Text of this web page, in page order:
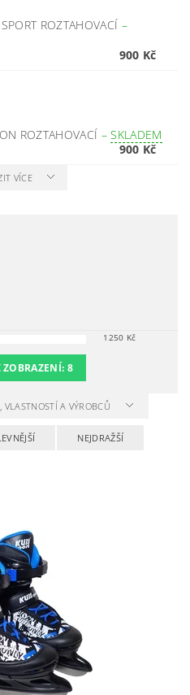
ROZTAHOVACÍ –
900 Kč
ROZTAHOVACÍ – SKLADEM
900 Kč
VÍCE
1250 Kč
ZOBRAZENÍ: 8
A VÝROBCŮ
NEJDRAŽŠÍ